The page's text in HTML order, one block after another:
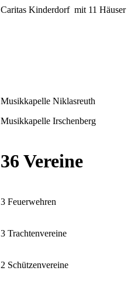
Caritas Kinderdorf mit 11 Häuser
Musikkapelle Niklasreuth
Musikkapelle Irschenberg
36 Vereine
3 Feuerwehren
3 Trachtenvereine
2 Schützenvereine